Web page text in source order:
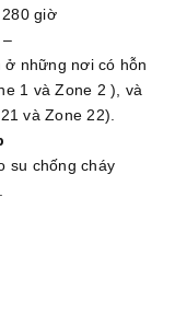
giờ
những nơi có hỗn
1 và Zone 2 ), và
và Zone 22).
su chống cháy